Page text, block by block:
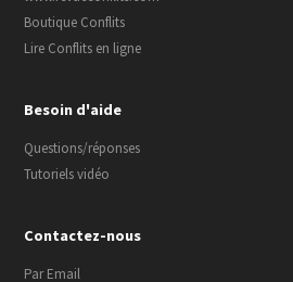
Boutique Conflits
Lire Conflits en ligne
Besoin d'aide
Questions/réponses
Tutoriels vidéo
Contactez-nous
Par Email